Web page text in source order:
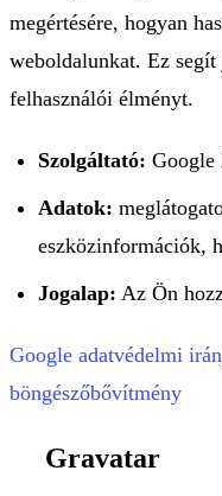
megértésére, hogyan
weboldalunkat. Ez
felhasználói élményt.
Szolgáltató:
Adatok:
eszközinformációk,
Jogalap: Az Ön
Google adatvédelmi
böngészőbővítmény
Gravatar